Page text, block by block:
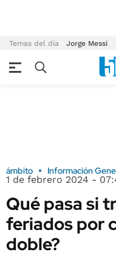
Temas del día Jorge Messi
ámbito Información
1 de febrero 2024 -
Qué pasa si
feriados por
doble?